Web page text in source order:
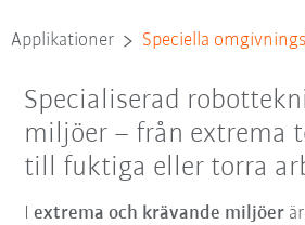
Applikationer Speciella
Specialiserad
miljöer – från extrema
till fuktiga eller torra
Iextrema och krävande miljöer